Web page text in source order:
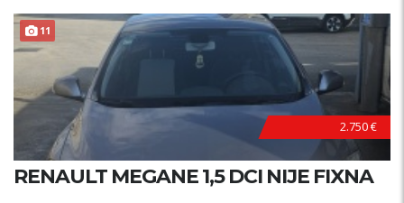
11
2.750 €
RENAULT MEGANE 1,5 DCI NIJE FIXNA